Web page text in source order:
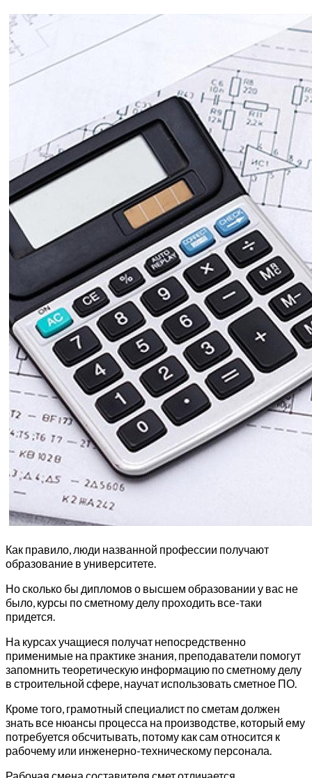
Как правило, люди названной профессии получают
образование в университете.
Но сколько бы дипломов о высшем образовании у вас не
было, курсы по сметному делу проходить все-таки
придется.
На курсах учащиеся получат непосредственно
применимые на практике знания, преподаватели помогут
запомнить теоретическую информацию по сметному делу
в строительной сфере, научат использовать сметное ПО.
Кроме того, грамотный специалист по сметам должен
знать все нюансы процесса на производстве, который ему
потребуется обсчитывать, потому как сам относится к
рабочему или инженерно-техническому персонала.